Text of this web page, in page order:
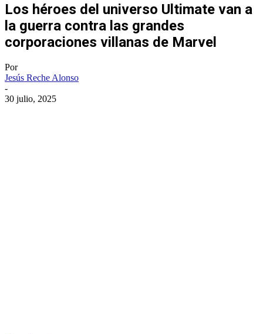
Los héroes del universo Ultimate van a
la guerra contra las grandes
corporaciones villanas de Marvel
Por
Jesús Reche Alonso
-
30 julio, 2025